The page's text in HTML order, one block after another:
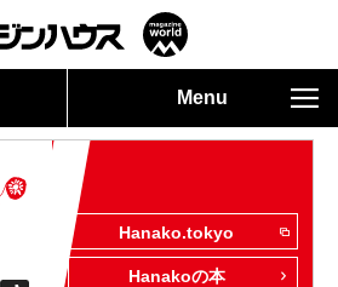
Menu
Hanako.tokyo
Hanakoの本